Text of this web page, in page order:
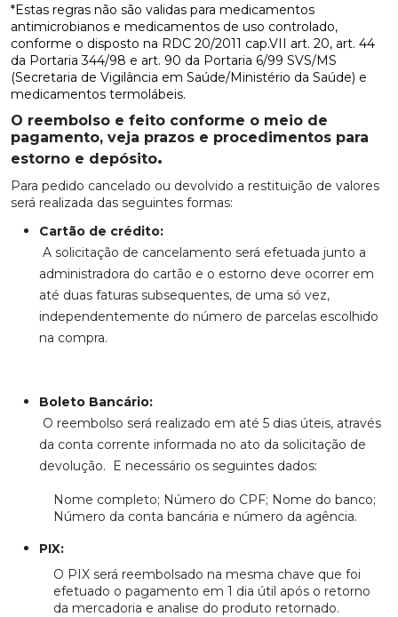
*Estas regras não são validas para medicamentos
antimicrobianos e medicamentos de uso controlado,
conforme o disposto na RDC 20/2011 cap.VII art. 20, art. 44
da Portaria 344/98 e art. 90 da Portaria 6/99 SVS/MS
(Secretaria de Vigilância em Saúde/Ministério da Saúde) e
medicamentos termolábeis.
O reembolso e feito conforme o meio de
pagamento, veja prazos e procedimentos para
estorno e depósito.
Para pedido cancelado ou devolvido a restituição de valores
será realizada das seguintes formas:
Cartão de crédito:
A solicitação de cancelamento será efetuada junto a
administradora do cartão e o estorno deve ocorrer em
até duas faturas subsequentes, de uma só vez,
independentemente do número de parcelas escolhido
na compra.
Boleto Bancário:
O reembolso será realizado em até 5 dias úteis, através
da conta corrente informada no ato da solicitação de
devolução. E necessário os seguintes dados:
Nome completo; Número do CPF; Nome do banco;
Número da conta bancária e número da agência.
PIX:
O PIX será reembolsado na mesma chave que foi
efetuado o pagamento em 1 dia útil após o retorno
da mercadoria e analise do produto retornado.